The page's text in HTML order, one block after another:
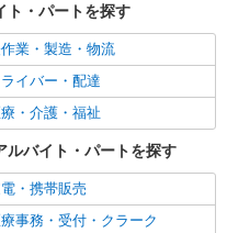
卒・第二新卒歓迎
ーター歓迎
ランクOK
ダー（50代～）活躍中
給あり
週休2日制
祝休み
ト・パートを探す
業・製造・物流
ライバー・配達
・介護・福祉
ルバイト・パートを探す
・携帯販売
事務・受付・クラーク